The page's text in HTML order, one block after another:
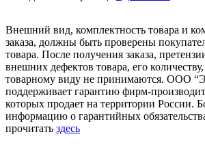
Внешний вид, комплектность товара и
заказа, должны быть проверены
товара. После получения заказа,
внешних дефектов товара, его
товарному виду не принимаются. ООО
поддерживает гарантию фирм-
которых продает на территории России.
информацию о гарантийных
прочитать здесь